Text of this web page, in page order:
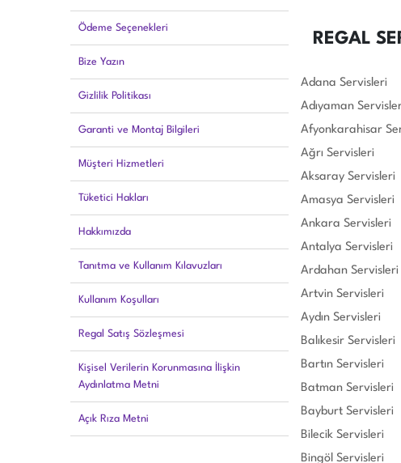
Ödeme Seçenekleri
Bize Yazın
Gizlilik Politikası
Garanti ve Montaj Bilgileri
Müşteri Hizmetleri
Tüketici Hakları
Hakkımızda
Tanıtma ve Kullanım Kılavuzları
Kullanım Koşulları
Regal Satış Sözleşmesi
Kişisel Verilerin Korunmasına İlişkin
Aydınlatma Metni
Açık Rıza Metni
REGAL
Adana Servisleri
Adıyaman
Afyonkarahisar
Ağrı Servisleri
Aksaray Servisleri
Amasya Servisleri
Ankara Servisleri
Antalya Servisleri
Ardahan Servisleri
Artvin Servisleri
Aydın Servisleri
Balıkesir Servisleri
Bartın Servisleri
Batman Servisleri
Bayburt Servisleri
Bilecik Servisleri
Bingöl Servisleri